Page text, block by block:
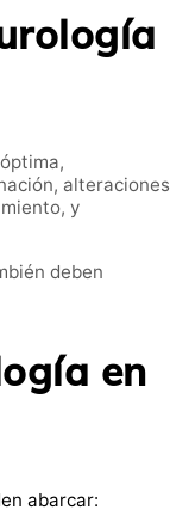
alteraciones
y
deben
en
abarcar: